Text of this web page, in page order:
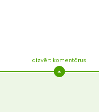
aizvērt komentārus